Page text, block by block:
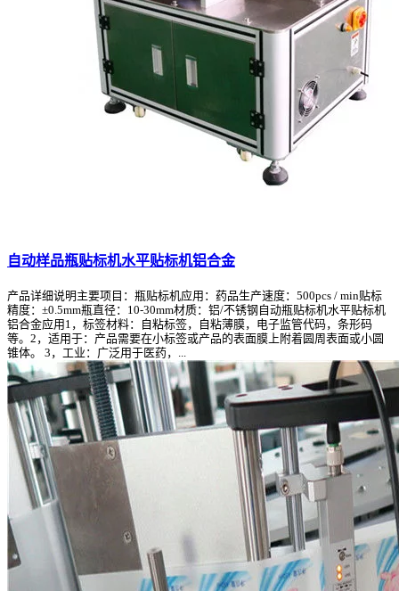
自动样品瓶贴标机水平贴标机铝合金
产品详细说明主要项目：瓶贴标机应用：药品生产速度：500pcs / min贴标
精度：±0.5mm瓶直径：10-30mm材质：铝/不锈钢自动瓶贴标机水平贴标机
铝合金应用1，标签材料：自粘标签，自粘薄膜，电子监管代码，条形码
等。2，适用于：产品需要在小标签或产品的表面膜上附着圆周表面或小圆
锥体。 3，工业：广泛用于医药，...